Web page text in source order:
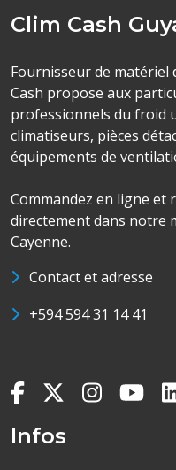
Clim Cash
Fournisseur de matériel
Cash propose aux
professionnels du froid
climatiseurs, pièces
équipements de
Commandez en ligne et
directement dans notre
Cayenne.
Contact et adresse
+594 594 31 14 41
Infos